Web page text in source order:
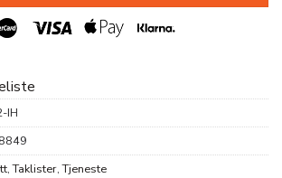
IH
,Taklister,Tjeneste